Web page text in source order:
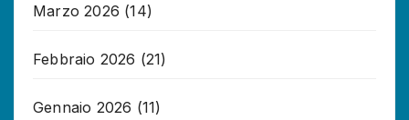
Marzo 2026 (14)
Febbraio 2026 (21)
Gennaio 2026 (11)